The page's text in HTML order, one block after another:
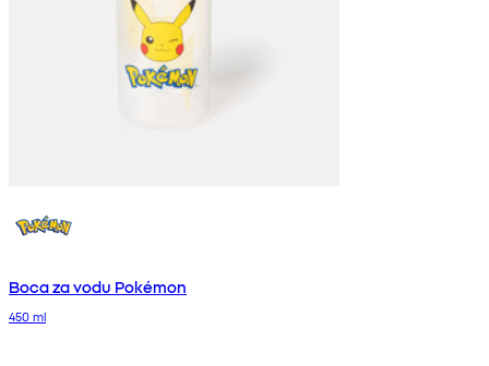
Boca za vodu Pokémon
450 ml